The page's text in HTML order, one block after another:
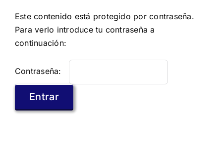
contenido
Este contenido está protegido por contraseña.
Para verlo introduce tu contraseña a
continuación:
Contraseña: